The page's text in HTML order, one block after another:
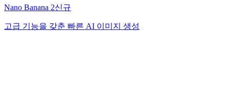
Nano Banana 2신규
고급 기능을 갖춘 빠른 AI 이미지 생성